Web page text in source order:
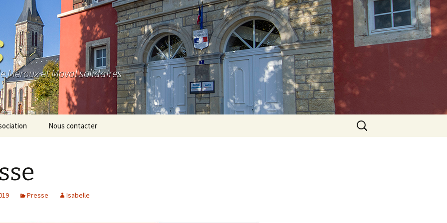
Meroux et Moval solidaires
Nous contacter
Rechercher :
Presse Isabelle